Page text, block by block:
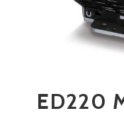
ED220